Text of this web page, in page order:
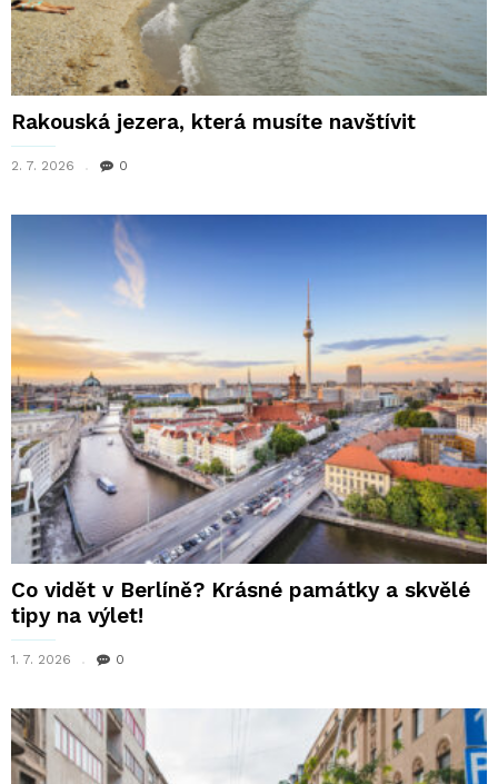
Rakouská jezera, která musíte navštívit
2. 7. 2026 0
Co vidět v Berlíně? Krásné památky a skvělé
tipy na výlet!
1. 7. 2026 0